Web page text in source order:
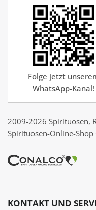
Folge jetzt
WhatsApp-Kanal!
2009-2026 Spirituosen,
Spirituosen-Online-Shop
KONTAKT UND